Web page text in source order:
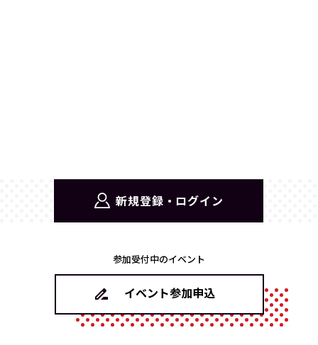
新規登録・ログイン
参加受付中のイベント
イベント参加申込